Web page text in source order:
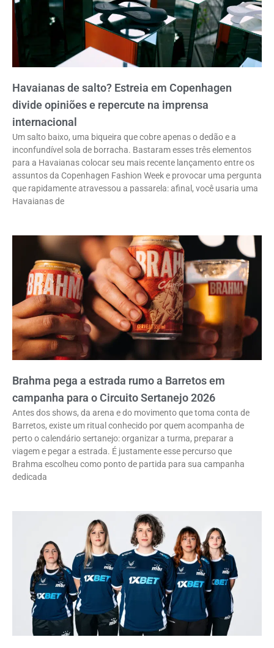
Havaianas de salto? Estreia em Copenhagen
divide opiniões e repercute na imprensa
internacional
Um salto baixo, uma biqueira que cobre apenas o dedão e a
inconfundível sola de borracha. Bastaram esses três elementos
para a Havaianas colocar seu mais recente lançamento entre os
assuntos da Copenhagen Fashion Week e provocar uma pergunta
que rapidamente atravessou a passarela: afinal, você usaria uma
Havaianas de
Brahma pega a estrada rumo a Barretos em
campanha para o Circuito Sertanejo 2026
Antes dos shows, da arena e do movimento que toma conta de
Barretos, existe um ritual conhecido por quem acompanha de
perto o calendário sertanejo: organizar a turma, preparar a
viagem e pegar a estrada. É justamente esse percurso que
Brahma escolheu como ponto de partida para sua campanha
dedicada